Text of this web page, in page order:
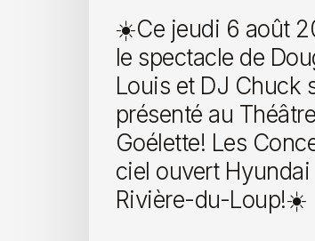
☀️Ce jeudi 6 août
le spectacle de
Louis et DJ Chuck
présenté au
Goélette! Les
ciel ouvert Hyundai
Rivière-du-Loup!☀️